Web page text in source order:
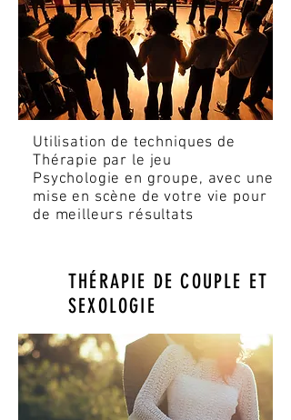
Utilisation de techniques de
Thérapie par le jeu
Psychologie en groupe, avec une
mise en scène de votre vie pour
de meilleurs résultats
THÉRAPIE DE COUPLE ET
SEXOLOGIE